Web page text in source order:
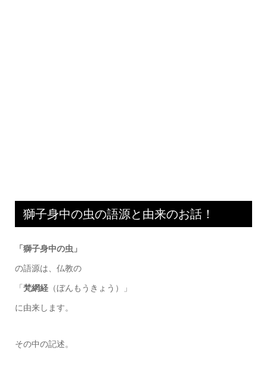
獅子身中の虫の語源と由来のお話！
「獅子身中の虫」
の語源は、仏教の
「 梵網経（ぼんもうきょう）」
に由来します。
その中の記述。